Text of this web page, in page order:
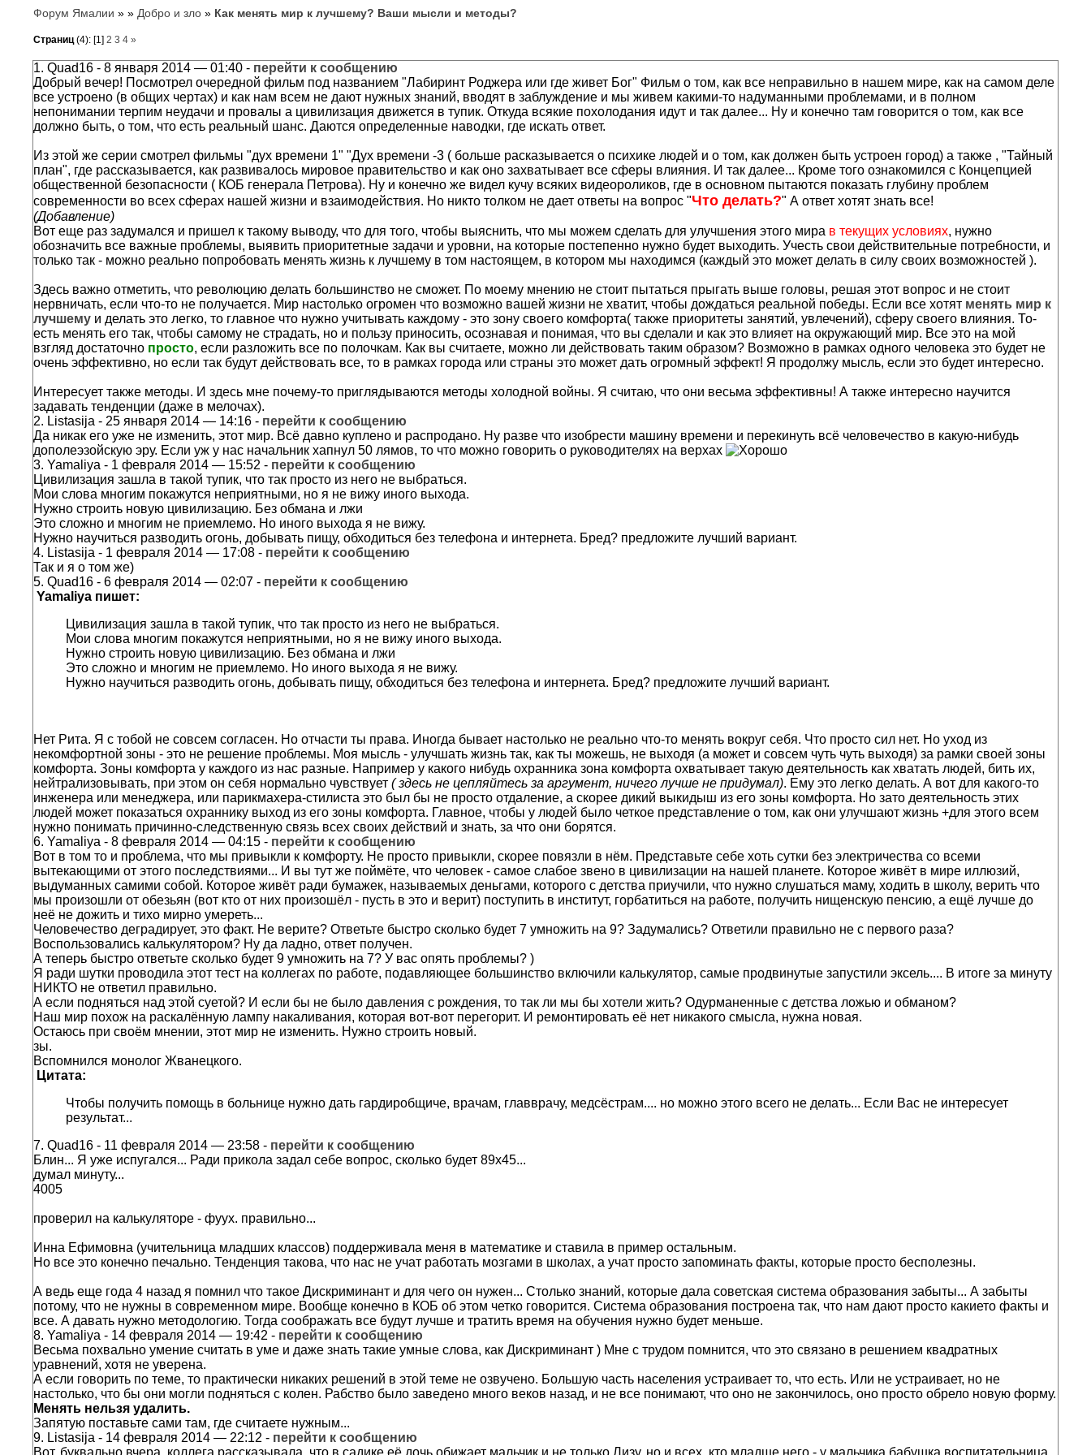
Форум Ямалии »» Добро и зло » Как менять мир к лучшему? Ваши мысли и методы?
Страниц(4): [1] 2 3 4 »
1.Quad16 - 8 января 2014 — 01:40 - перейти к сообщению
Добрый вечер! Посмотрел очередной фильм под названием "Лабиринт Роджера или где живет Бог" Фильм о том, как все неправильно в нашем мире, как на самом деле
все устроено (в общих чертах) и как нам всем не дают нужных знаний, вводят в заблуждение и мы живем какими-то надуманными проблемами, и в полном
непонимании терпим неудачи и провалы а цивилизация движется в тупик. Откуда всякие похолодания идут и так далее... Ну и конечно там говорится о том, как все
должно быть, о том, что есть реальный шанс. Даются определенные наводки, где искать ответ.
Из этой же серии смотрел фильмы "дух времени 1" "Дух времени -3 ( больше расказывается о психике людей и о том, как должен быть устроен город) а также , "Тайный
план", где рассказывается, как развивалось мировое правительство и как оно захватывает все сферы влияния. И так далее... Кроме того ознакомился с Концепцией
общественной безопасности ( КОБ генерала Петрова). Ну и конечно же видел кучу всяких видеороликов, где в основном пытаются показать глубину проблем
современности во всех сферах нашей жизни и взаимодействия. Но никто толком не дает ответы на вопрос "Что делать?" А ответ хотят знать все!
(Добавление)
Вот еще раз задумался и пришел к такому выводу, что для того, чтобы выяснить, что мы можем сделать для улучшения этого мира в текущих условиях, нужно
обозначить все важные проблемы, выявить приоритетные задачи и уровни, на которые постепенно нужно будет выходить. Учесть свои действительные потребности, и
только так - можно реально попробовать менять жизнь к лучшему в том настоящем, в котором мы находимся (каждый это может делать в силу своих возможностей ).
Здесь важно отметить, что революцию делать большинство не сможет. По моему мнению не стоит пытаться прыгать выше головы, решая этот вопрос и не стоит
нервничать, если что-то не получается. Мир настолько огромен что возможно вашей жизни не хватит, чтобы дождаться реальной победы. Если все хотят менять мир к
лучшему и делать это легко, то главное что нужно учитывать каждому - это зону своего комфорта( также приоритеты занятий, увлечений), сферу своего влияния. То-
есть менять его так, чтобы самому не страдать, но и пользу приносить, осознавая и понимая, что вы сделали и как это влияет на окружающий мир. Все это на мой
взгляд достаточно просто, если разложить все по полочкам. Как вы считаете, можно ли действовать таким образом? Возможно в рамках одного человека это будет не
очень эффективно, но если так будут действовать все, то в рамках города или страны это может дать огромный эффект! Я продолжу мысль, если это будет интересно.
Интересует также методы. И здесь мне почему-то приглядываются методы холодной войны. Я считаю, что они весьма эффективны! А также интересно научится
задавать тенденции (даже в мелочах).
2. Listasija - 25 января 2014 — 14:16 - перейти к сообщению
Да никак его уже не изменить, этот мир. Всё давно куплено и распродано. Ну разве что изобрести машину времени и перекинуть всё человечество в какую-нибудь
дополеэзойскую эру. Если уж у нас начальник хапнул 50 лямов, то что можно говорить о руководителях на верхах
3.Yamaliya - 1 февраля 2014 — 15:52 - перейти к сообщению
Цивилизация зашла в такой тупик, что так просто из него не выбраться.
Мои слова многим покажутся неприятными, но я не вижу иного выхода.
Нужно строить новую цивилизацию. Без обмана и лжи
Это сложно и многим не приемлемо. Но иного выхода я не вижу.
Нужно научиться разводить огонь, добывать пищу, обходиться без телефона и интернета. Бред? предложите лучший вариант.
4. Listasija - 1 февраля 2014 — 17:08 - перейти к сообщению
Так и я о том же)
5.Quad16 - 6 февраля 2014 — 02:07 - перейти к сообщению
Yamaliya пишет:
Цивилизация зашла в такой тупик, что так просто из него не выбраться.
Мои слова многим покажутся неприятными, но я не вижу иного выхода.
Нужно строить новую цивилизацию. Без обмана и лжи
Это сложно и многим не приемлемо. Но иного выхода я не вижу.
Нужно научиться разводить огонь, добывать пищу, обходиться без телефона и интернета. Бред? предложите лучший вариант.
Нет Рита. Я с тобой не совсем согласен. Но отчасти ты права. Иногда бывает настолько не реально что-то менять вокруг себя. Что просто сил нет. Но уход из
некомфортной зоны - это не решение проблемы. Моя мысль - улучшать жизнь так, как ты можешь, не выходя (а может и совсем чуть чуть выходя) за рамки своей зоны
комфорта. Зоны комфорта у каждого из нас разные. Например у какого нибудь охранника зона комфорта охватывает такую деятельность как хватать людей, бить их,
нейтрализовывать, при этом он себя нормально чувствует( здесь не цепляйтесь за аргумент, ничего лучше не придумал). Ему это легко делать. А вот для какого-то
инженера или менеджера, или парикмахера-стилиста это был бы не просто отдаление, а скорее дикий выкидыш из его зоны комфорта. Но зато деятельность этих
людей может показаться охраннику выход из его зоны комфорта. Главное, чтобы у людей было четкое представление о том, как они улучшают жизнь +для этого всем
нужно понимать причинно-следственную связь всех своих действий и знать, за что они борятся.
6.Yamaliya - 8 февраля 2014 — 04:15 - перейти к сообщению
Вот в том то и проблема, что мы привыкли к комфорту. Не просто привыкли, скорее повязли в нём. Представьте себе хоть сутки без электричества со всеми
вытекающими от этого последствиями... И вы тут же поймёте, что человек - самое слабое звено в цивилизации на нашей планете. Которое живёт в мире иллюзий,
выдуманных самими собой. Которое живёт ради бумажек, называемых деньгами, которого с детства приучили, что нужно слушаться маму, ходить в школу, верить что
мы произошли от обезьян (вот кто от них произошёл - пусть в это и верит) поступить в институт, горбатиться на работе, получить нищенскую пенсию, а ещё лучше до
неё не дожить и тихо мирно умереть...
Человечество деградирует, это факт. Не верите? Ответьте быстро сколько будет 7 умножить на 9? Задумались? Ответили правильно не с первого раза?
Воспользовались калькулятором? Ну да ладно, ответ получен.
А теперь быстро ответьте сколько будет 9 умножить на 7? У вас опять проблемы? )
Я ради шутки проводила этот тест на коллегах по работе, подавляющее большинство включили калькулятор, самые продвинутые запустили эксель.... В итоге за минуту
НИКТО не ответил правильно.
А если подняться над этой суетой? И если бы не было давления с рождения, то так ли мы бы хотели жить? Одурманенные с детства ложью и обманом?
Наш мир похож на раскалённую лампу накаливания, которая вот-вот перегорит. И ремонтировать её нет никакого смысла, нужна новая.
Остаюсь при своём мнении, этот мир не изменить. Нужно строить новый.
зы.
Вспомнился монолог Жванецкого.
Цитата:
Чтобы получить помощь в больнице нужно дать гардиробщиче, врачам, главврачу, медсёстрам.... но можно этого всего не делать... Если Вас не интересует
результат...
7.Quad16 - 11 февраля 2014 — 23:58 - перейти к сообщению
Блин... Я уже испугался... Ради прикола задал себе вопрос, сколько будет 89х45...
думал минуту...
4005
проверил на калькуляторе - фуух. правильно...
Инна Ефимовна (учительница младших классов) поддерживала меня в математике и ставила в пример остальным.
Но все это конечно печально. Тенденция такова, что нас не учат работать мозгами в школах, а учат просто запоминать факты, которые просто бесполезны.
А ведь еще года 4 назад я помнил что такое Дискриминант и для чего он нужен... Столько знаний, которые дала советская система образования забыты... А забыты
потому, что не нужны в современном мире. Вообще конечно в КОБ об этом четко говорится. Система образования построена так, что нам дают просто какието факты и
все. А давать нужно методологию. Тогда соображать все будут лучше и тратить время на обучения нужно будет меньше.
8.Yamaliya - 14 февраля 2014 — 19:42 - перейти к сообщению
Весьма похвально умение считать в уме и даже знать такие умные слова, как Дискриминант ) Мне с трудом помнится, что это связано в решением квадратных
уравнений, хотя не уверена.
А если говорить по теме, то практически никаких решений в этой теме не озвучено. Большую часть населения устраивает то, что есть. Или не устраивает, но не
настолько, что бы они могли подняться с колен. Рабство было заведено много веков назад, и не все понимают, что оно не закончилось, оно просто обрело новую форму.
Менять нельзя удалить.
Запятую поставьте сами там, где считаете нужным...
9. Listasija - 14 февраля 2014 — 22:12 - перейти к сообщению
Вот, буквально вчера, коллега рассказывала, что в садике её дочь обижает мальчик и не только Лизу, но и всех, кто младше него - у мальчика бабушка воспитательница,